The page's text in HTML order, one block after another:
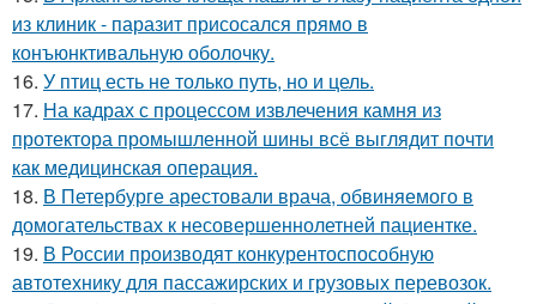
из клиник - паразит присосался прямо в
конъюнктивальную оболочку.
16. У птиц есть не только путь, но и цель.
17. На кадрах с процессом извлечения камня из
протектора промышленной шины всё выглядит почти
как медицинская операция.
18. В Петербурге арестовали врача, обвиняемого в
домогательствах к несовершеннолетней пациентке.
19. В России производят конкурентоспособную
автотехнику для пассажирских и грузовых перевозок.